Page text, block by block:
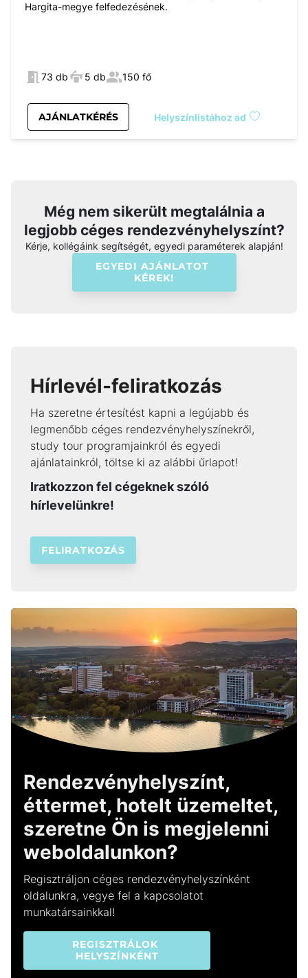
Hargita-megye felfedezésének.
73 db 5 db 150 fő
AJÁNLATKÉRÉS Helyszínlistához ad
Még nem sikerült megtalálnia a
legjobb céges rendezvényhelyszínt?
Kérje, kollégáink segítségét, egyedi paraméterek alapján!
EGYEDI AJÁNLATOT
KÉREK!
Hírlevél-feliratkozás
Ha szeretne értesítést kapni a legújabb és
legmenőbb céges rendezvényhelyszínekről,
study tour programjainkról és egyedi
ajánlatainkról, töltse ki az alábbi űrlapot!
Iratkozzon fel cégeknek szóló
hírlevelünkre!
FELIRATKOZÁS
Rendezvényhelyszínt,
éttermet, hotelt üzemeltet,
szeretne Ön is megjelenni
weboldalunkon?
Regisztráljon céges rendezvényhelyszínként
oldalunkra, vegye fel a kapcsolatot
munkatársainkkal!
REGISZTRÁLOK
HELYSZÍNKÉNT